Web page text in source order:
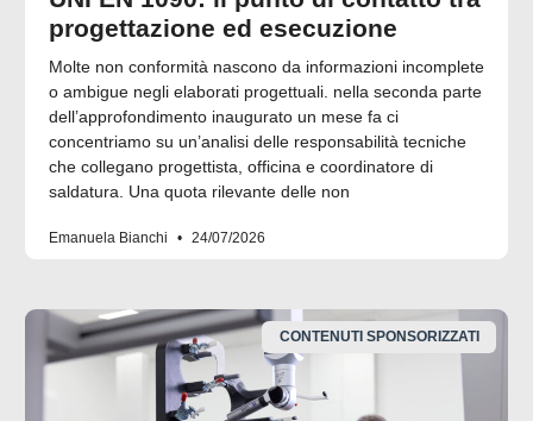
progettazione ed esecuzione
Molte non conformità nascono da informazioni incomplete
o ambigue negli elaborati progettuali. nella seconda parte
dell’approfondimento inaugurato un mese fa ci
concentriamo su un’analisi delle responsabilità tecniche
che collegano progettista, officina e coordinatore di
saldatura. Una quota rilevante delle non
Emanuela Bianchi 24/07/2026
CONTENUTI SPONSORIZZATI